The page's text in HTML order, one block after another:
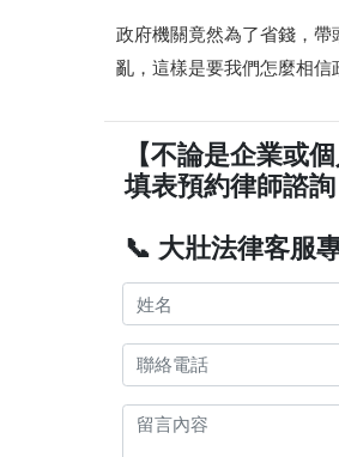
政府機關竟然為了省錢，
亂，這樣是要我們怎麼相信
【不論是企業或
填表預約律師諮
📞 大壯法律客服